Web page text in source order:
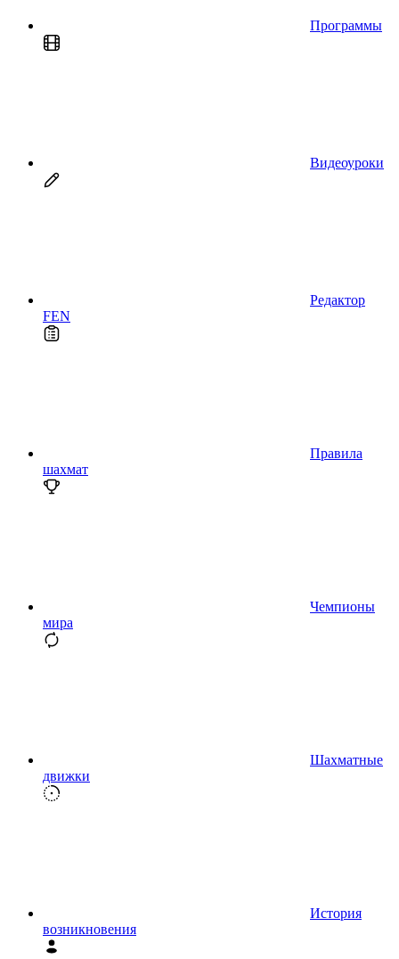
Программы
Видеоуроки
Редактор
FEN
Правила
шахмат
Чемпионы
мира
Шахматные
движки
История
возникновения